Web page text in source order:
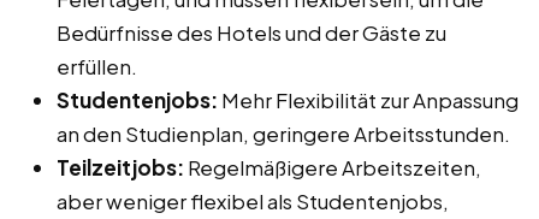
Bedürfnisse des Hotels und der Gäste zu
erfüllen.
Studentenjobs: Mehr Flexibilität zur Anpassung
an den Studienplan, geringere Arbeitsstunden.
Teilzeitjobs: Regelmäßigere Arbeitszeiten,
aber weniger flexibel als Studentenjobs,